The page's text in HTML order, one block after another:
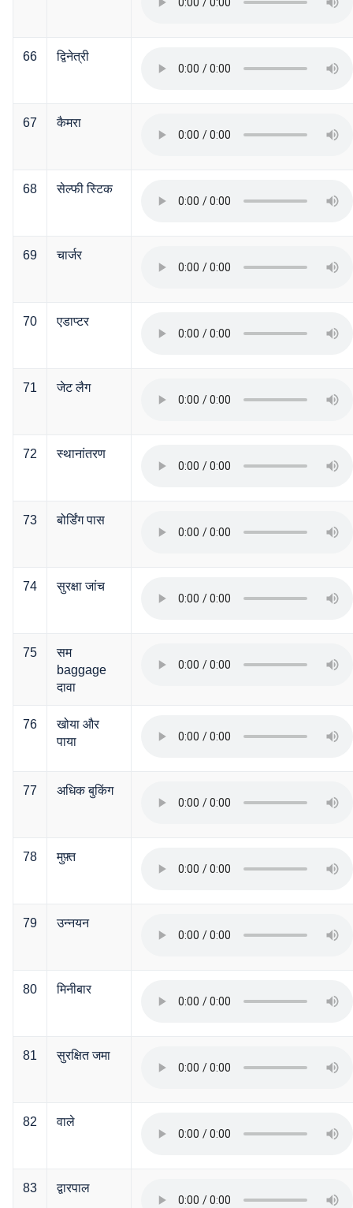
66 द्विनेत्री
67 कैमरा
68 सेल्फी स्टिक
69 चार्जर
70 एडाप्टर
71 जेट लैग
72 स्थानांतरण
73 बोर्डिंग पास
74 सुरक्षा जांच
75
सम
baggage
दावा
76
खोया और
पाया
77 अधिक बुकिंग
78 मुफ़्त
79 उन्नयन
80 मिनीबार
81 सुरक्षित जमा
82 वाले
83 द्वारपाल